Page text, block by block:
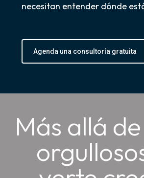
necesitan entender dónde
Agenda una consultoría gratuita
Más allá